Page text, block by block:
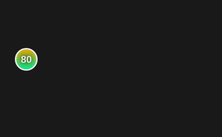
80